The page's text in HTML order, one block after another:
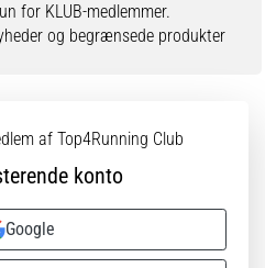
for KLUB-medlemmer.
og begrænsede produkter
af Top4Running Club
konto
Google